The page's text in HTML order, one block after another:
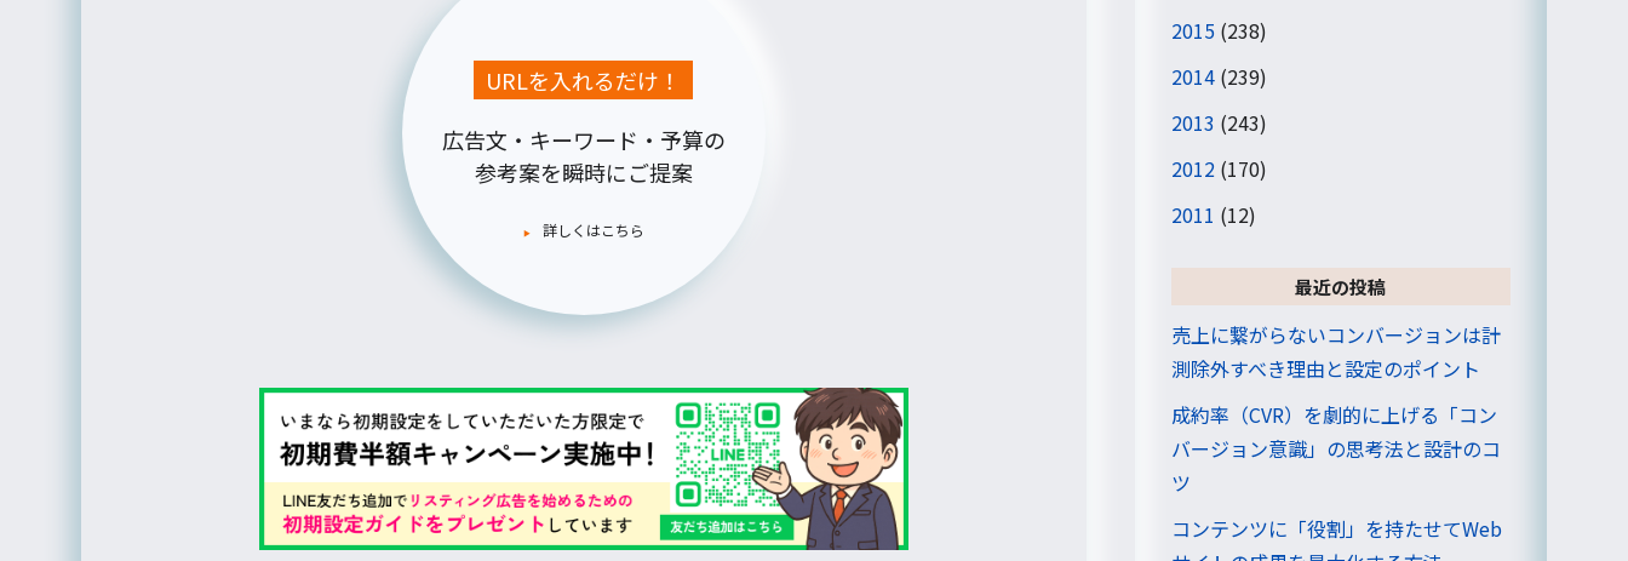
URLを入れるだけ！
広告文・キーワード・予算の
参考案を瞬時にご提案
詳しくはこちら
2015(238)
2014(239)
2013 (243)
2012(170)
2011 (12)
最近の投稿
売上に繋がらないコンバージョンは計
測除外すべき理由と設定のポイント
成約率（CVR）を劇的に上げる「コン
バージョン意識」の思考法と設計のコ
ツ
コンテンツに「役割」を持たせてWeb